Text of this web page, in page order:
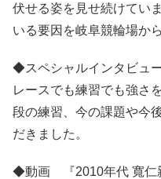
伏せる姿を見せ続けてい
いる要因を岐阜競輪場か
◆スペシャルインタビュ
レースでも練習でも強さ
段の練習、今の課題や今
だきました。
◆動画 『2010年代 寬仁